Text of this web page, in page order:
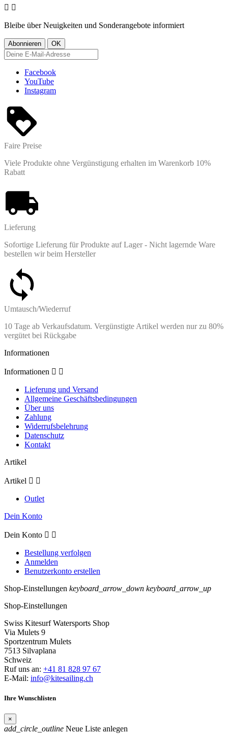
 
Bleibe über Neuigkeiten und Sonderangebote informiert
Facebook
YouTube
Instagram
Faire Preise
Viele Produkte ohne Vergünstigung erhalten im Warenkorb 10%
Rabatt
Lieferung
Sofortige Lieferung für Produkte auf Lager - Nicht lagernde Ware
bestellen wir beim Hersteller
Umtausch/Wiederruf
10 Tage ab Verkaufsdatum. Vergünstigte Artikel werden nur zu 80%
vergütet bei Rückgabe
Informationen
Informationen  
Lieferung und Versand
Allgemeine Geschäftsbedingungen
Über uns
Zahlung
Widerrufsbelehrung
Datenschutz
Kontakt
Artikel
Artikel  
Outlet
Dein Konto
Dein Konto  
Bestellung verfolgen
Anmelden
Benutzerkonto erstellen
Shop-Einstellungen keyboard_arrow_down keyboard_arrow_up
Shop-Einstellungen
Swiss Kitesurf Watersports Shop
Via Mulets 9
Sportzentrum Mulets
7513 Silvaplana
Schweiz
Ruf uns an: +41 81 828 97 67
E-Mail: info@kitesailing.ch
Ihre Wunschlisten
×
add_circle_outline Neue Liste anlegen